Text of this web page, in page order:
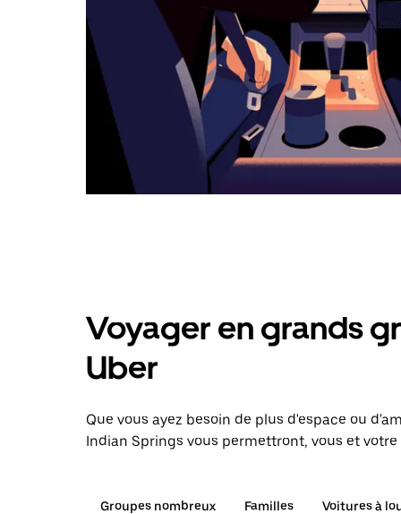
Voyager en grands
Uber
Que vous ayez besoin de plus d'espace ou
Indian Springs vous permettront, vous et
Groupes nombreux Familles Voitures à